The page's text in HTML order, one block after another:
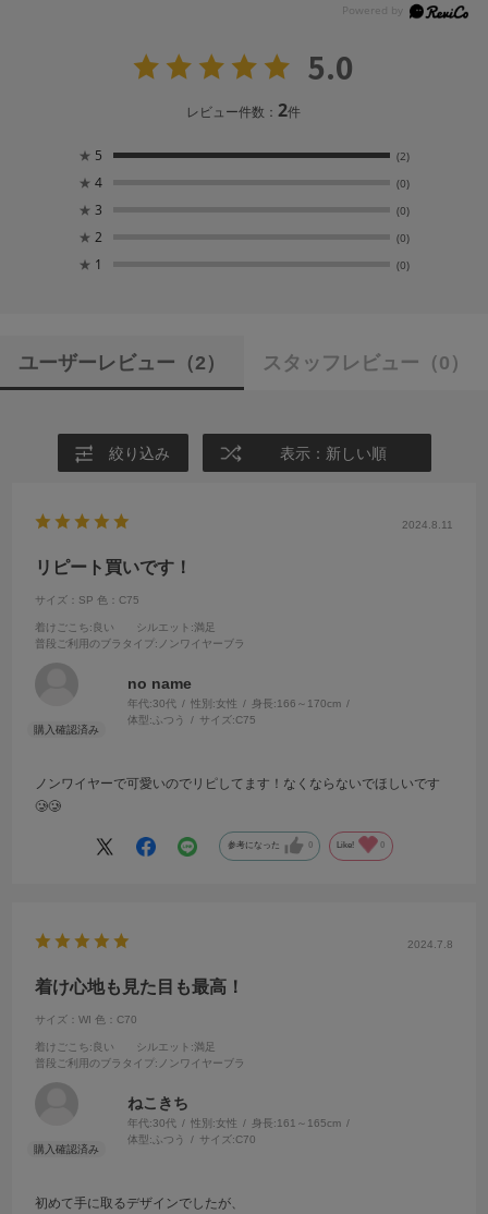
5.0
レビュー件数：2件
★ 5 (2)
★ 4 (0)
★ 3 (0)
★ 2 (0)
★ 1 (0)
ユーザーレビュー （2） スタッフレビュー （0）
絞り込み 表示：新しい順
2024.8.11
リピート買いです！
サイズ：SP 色：C75
着けごこち:良い シルエット :満足
普段ご利用のブラタイプ :ノンワイヤーブラ
no name
年代:30代 性別:女性 身長:166～170cm
体型: ふつう サイズ:C75
ノンワイヤーで可愛いのでリピしてます！なくならないでほしいです
🥲🥲
参考になった 0 Like! 0
2024.7.8
着け心地も見た目も最高！
サイズ：WI 色：C70
着けごこち:良い シルエット :満足
普段ご利用のブラタイプ :ノンワイヤーブラ
ねこきち
年代:30代 性別:女性 身長:161～165cm
体型:ふつう サイズ:C70
初めて手に取るデザインでしたが、